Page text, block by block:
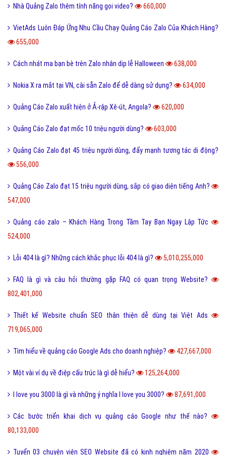
Nhà Quảng Zalo thêm tính năng gọi video? 660,000
VietAds Luôn Đáp Ứng Nhu Cầu Chạy Quảng Cáo Zalo Của Khách Hàng?
655,000
Cách nhát ma bạn bè trên Zalo nhân dịp lễ Halloween 638,000
Nokia X ra mắt tại VN, cài sẵn Zalo để dễ dàng sử dụng? 634,000
Quảng Cáo Zalo xuất hiện ở Ả-rập Xê-út, Angola? 620,000
Quảng Cáo Zalo đạt mốc 10 triệu người dùng? 603,000
Quảng Cáo Zalo đạt 45 triệu người dùng, đẩy mạnh tương tác di động?
556,000
Quảng Cáo Zalo đạt 15 triệu người dùng, sắp có giao diện tiếng Anh?
547,000
Quảng cáo zalo – Khách Hàng Trong Tầm Tay Bạn Ngay Lập Tức
524,000
Lỗi 404 là gì? Những cách khắc phục lỗi 404 là gì? 5,010,255,000
FAQ là gì và câu hỏi thường gặp FAQ có quan trọng Website?
802,401,000
Thiết kế Website chuẩn SEO thân thiện dễ dùng tại Việt Ads
719,065,000
Tìm hiểu về quảng cáo Google Ads cho doanh nghiệp? 427,667,000
Một vài ví dụ về điệp cấu trúc là gì dễ hiểu? 125,264,000
I love you 3000 là gì và những ý nghĩa I love you 3000? 87,691,000
Các bước triển khai dịch vụ quảng cáo Google như thế nào?
80,133,000
Tuyển 03 chuyên viên SEO Website đã có kinh nghiệm năm 2020